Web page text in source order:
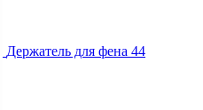
Держатель для фена 44